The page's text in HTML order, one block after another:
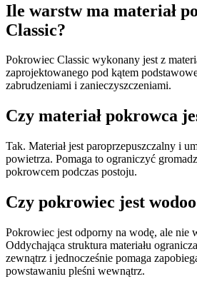
Ile warstw ma materiał
Classic?
Pokrowiec Classic wykonany jest z
zaprojektowanego pod kątem
zabrudzeniami i zanieczyszczeniami.
Czy materiał pokrowca
Tak. Materiał jest paroprzepuszczalny i
powietrza. Pomaga to ograniczyć
pokrowcem podczas postoju.
Czy pokrowiec jest
Pokrowiec jest odporny na wodę, ale nie
Oddychająca struktura materiału
zewnątrz i jednocześnie pomaga
powstawaniu pleśni wewnątrz.